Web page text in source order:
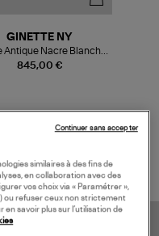
845,00 €
GINETTE NY
Antique Nacre Blanche
Or Rose
similaires à des fins de
en collaboration avec des
vos choix via « Paramétrer »,
ou refuser ceux non strictement
savoir plus sur l’utilisation de
Continuer sans accepter